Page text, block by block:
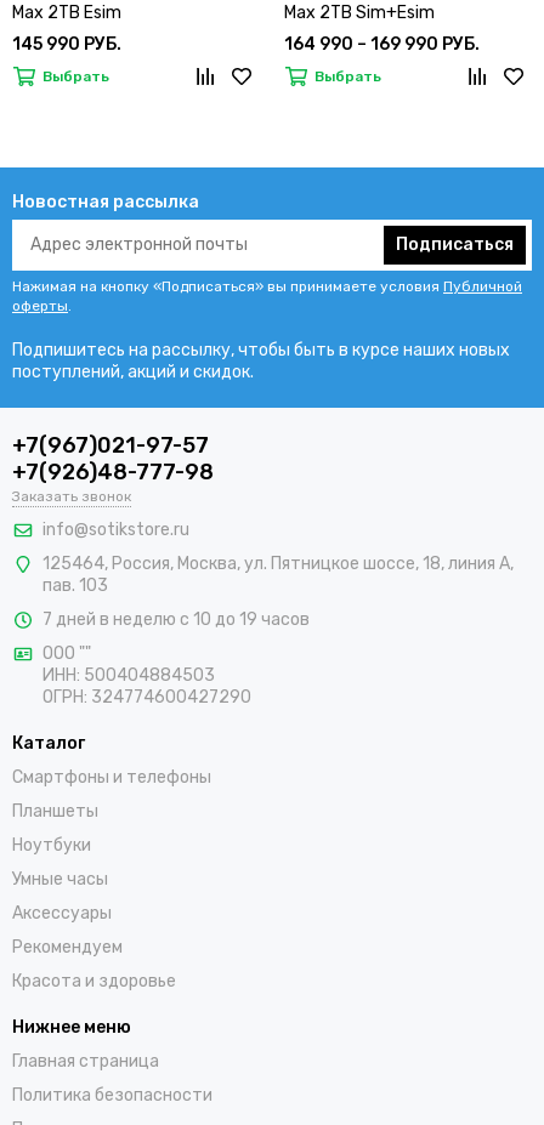
Max 2TB Esim
145 990 РУБ.
Выбрать
Max 2TB Sim+Esim
164 990 – 169 990 РУБ.
Выбрать
Новостная рассылка
Подписаться
Нажимая на кнопку «Подписаться» вы принимаете условия Публичной
оферты.
Подпишитесь на рассылку, чтобы быть в курсе наших новых
поступлений, акций и скидок.
+7(967)021-97-57
+7(926)48-777-98
Заказать звонок
info@sotikstore.ru
125464, Россия, Москва,ул. Пятницкое шоссе, 18, линия А,
пав. 103
7 дней в неделю с 10 до 19 часов
ООО ""
ИНН: 500404884503
ОГРН: 324774600427290
Каталог
Смартфоны и телефоны
Планшеты
Ноутбуки
Умные часы
Аксессуары
Рекомендуем
Красота и здоровье
Нижнее меню
Главная страница
Политика безопасности